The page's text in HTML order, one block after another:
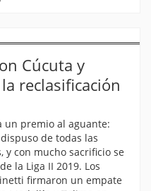
Cúcuta y
reclasificación
un premio al aguante:
de todas las
y con mucho sacrificio se
la Liga II 2019. Los
firmaron un empate